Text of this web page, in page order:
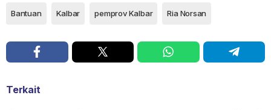
Bantuan Kalbar pemprov Kalbar Ria Norsan
Terkait